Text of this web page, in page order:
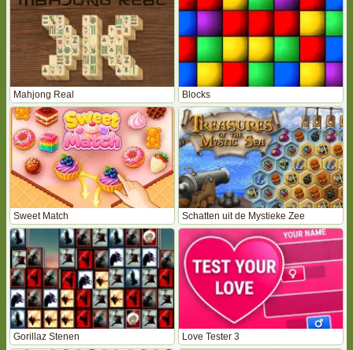
Mahjong Real Blocks
Sweet Match Schatten uit de Mystieke Zee
Gorillaz Stenen Love Tester 3